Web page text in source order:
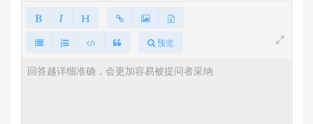
预览